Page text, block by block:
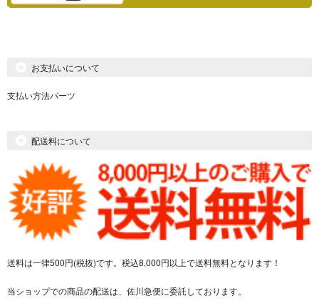
お支払いについて
支払い方法パーツ
配送料について
送料は一律500円(税抜)です。税込8,000円以上で送料無料となります！
当ショップでの商品の配送は、佐川急便に委託しております。